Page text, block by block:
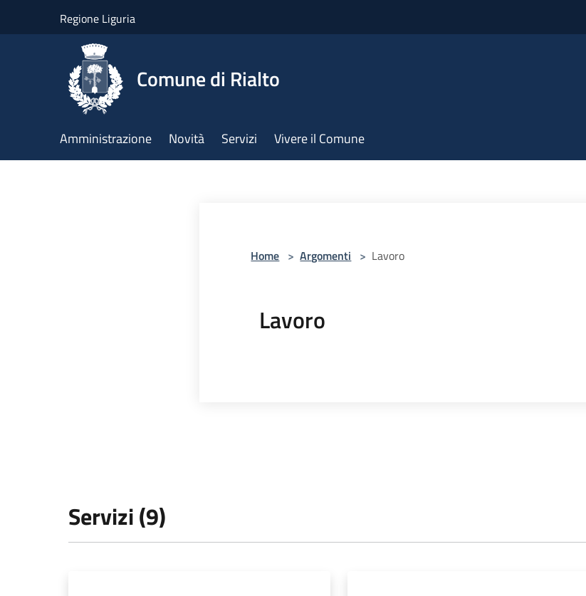
Regione Liguria
Comune di Rialto
Amministrazione Novità Servizi Vivere il Comune
Home > Argomenti > Lavoro
Lavoro
Servizi (9)